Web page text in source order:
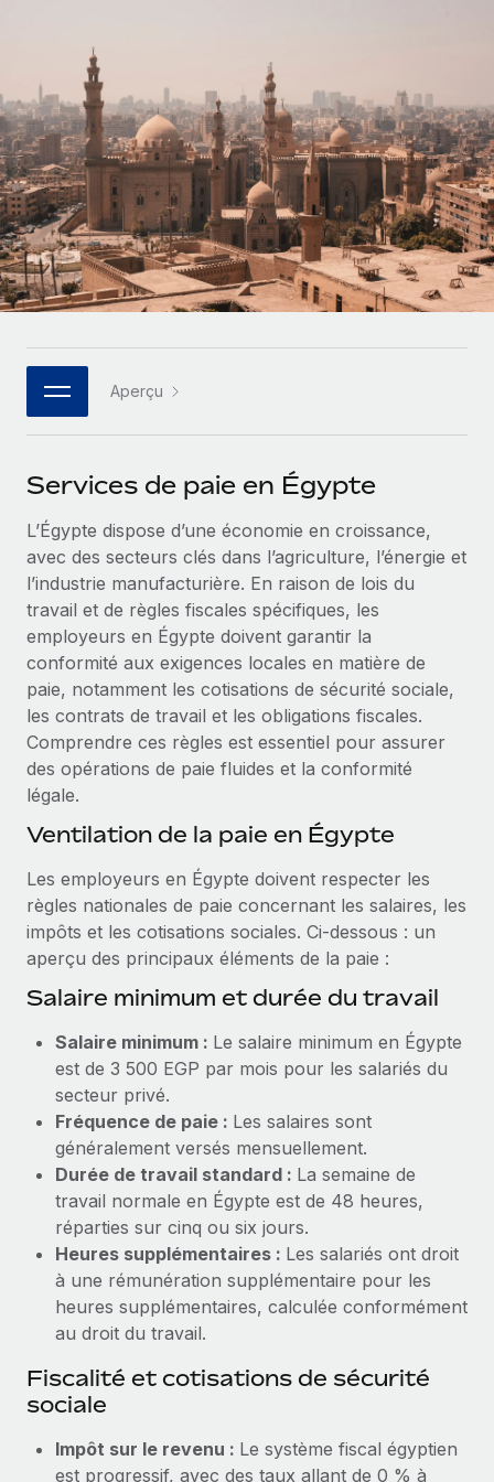
Intégrez et gérez vos freelances partout dans le monde
PEO
Sous-traitez les opérations complexes liées à l’emploi
INFRASTRUCTURE
Intégration Remote
Intégrez vos RH aux flux de travail en toute simplicité
Plateforme
Connecter
Nouveau
Connectez n'importe quel outil d’IA à Remote grâce à
notre MCP
Intégrations
SERVICES
Demandez aux experts
Recevez des conseils d’experts sur les RH à
l’international et la conformité
Contrôles d’antécédents
Simplifiez vos processus de présélection des
candidats
Remote Watchtower
Gardez un temps d’avance sur les risques en
matière de conformité
Gestion des appareils
Achetez et suivez vos équipements informatiques
Création d’entité
Établissez des entités rapidement et en toute
conformité
Mobilité et déménagement international
Organisez facilement le déménagement de vos
employés
Avantages sociaux
Gérez facilement les avantages sociaux
Examinez notre service par rapport aux autres
CROISSANCE
Start-ups
Des solutions agiles et internationales pour les RH et la
paie des entreprises en pleine croissance
Entreprises intermédiaires
Développez vos équipes avec des solutions RH sur
mesure
Entreprise
Les RH à l’international pour les grandes entreprises
Partenaires stratégiques de la tech
Devenir partenaire
Explorez avec nous vos opportunités de partenariat
Remote Build
Bientôt disponible
Conseil en intégrations et automatisations assistées par
ÉTUDES DE CAS
Calculateur de paiement des freelances
Découvrez les devises disponibles et les vitesses de
paiement pour vos freelances internationaux
APPRENDRE AVEC REMOTE
Recherche et guides
Études de cas
Checklists et modèles
Descriptions de postes
Salle de presse
Données sur les salaires et les talents
Centre de ressources
Obtenir de l’aide
Voir toutes les ressources
BLOG
Paie multipays
EOR et PEO
Gestion des freelances
Taxes
BLOG
Mises à jour des produits de Remote :
Intégrations Gusto et Xero et Gestion des
freelances Plus
Remote a toujours pour mission d'aider les entreprises de
toute taille à embaucher, gérer et payer...
En savoir plus
Comment Phiture gère ses 55 employés
répartis dans 19 pays grâce à Remote
croissance mobile internationale, encourage les...
Nederlands
Français
Deutsch
Español
Italiano
Português (Portugal)
日本語
한국어
Aperçu
Services de paie en Égypte
L’Égypte dispose d’une économie en croissance,
avec des secteurs clés dans l’agriculture, l’énergie et
l’industrie manufacturière. En raison de lois du
travail et de règles fiscales spécifiques, les
employeurs en Égypte doivent garantir la
conformité aux exigences locales en matière de
paie, notamment les cotisations de sécurité sociale,
les contrats de travail et les obligations fiscales.
Comprendre ces règles est essentiel pour assurer
des opérations de paie fluides et la conformité
légale.
Ventilation de la paie en Égypte
Les employeurs en Égypte doivent respecter les
règles nationales de paie concernant les salaires, les
impôts et les cotisations sociales. Ci‑dessous : un
aperçu des principaux éléments de la paie :
Salaire minimum et durée du travail
Salaire minimum : Le salaire minimum en Égypte
est de 3 500 EGP par mois pour les salariés du
secteur privé.
Fréquence de paie : Les salaires sont
généralement versés mensuellement.
Durée de travail standard : La semaine de
travail normale en Égypte est de 48 heures,
réparties sur cinq ou six jours.
Heures supplémentaires : Les salariés ont droit
à une rémunération supplémentaire pour les
heures supplémentaires, calculée conformément
au droit du travail.
Fiscalité et cotisations de sécurité
sociale
Impôt sur le revenu : Le système fiscal égyptien
est progressif, avec des taux allant de 0 % à